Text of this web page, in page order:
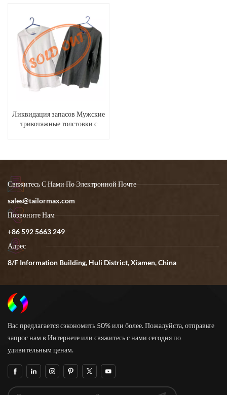
Ликвидация запасов Мужские
трикотажные толстовки с
Свяжитесь С Нами По Электронной Почте
sales@tailormax.com
Позвоните Нам
+86 592 5663 249
Адрес
8/F Information Building, Huli District, Xiamen, China
Вас предлагается сэкономить 50% или более. Пожалуйста, отправьте
запрос нам в Интернете или свяжитесь с нами сегодня по
удивительным ценам.